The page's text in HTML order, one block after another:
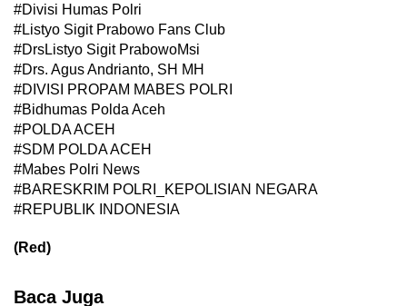
#Divisi Humas Polri
#Listyo Sigit Prabowo Fans Club
#DrsListyo Sigit PrabowoMsi
#Drs. Agus Andrianto, SH MH
#DIVISI PROPAM MABES POLRI
#Bidhumas Polda Aceh
#POLDA ACEH
#SDM POLDA ACEH
#Mabes Polri News
#BARESKRIM POLRI_KEPOLISIAN NEGARA
#REPUBLIK INDONESIA
(Red)
Baca Juga